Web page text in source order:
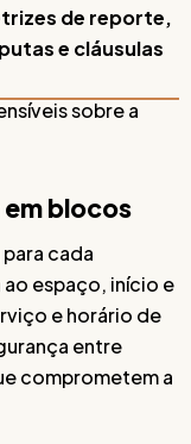
de reporte,
e cláusulas
sobre a
blocos
cada
espaço, início e
e horário de
entre
comprometem a